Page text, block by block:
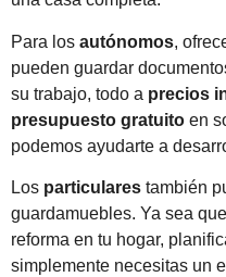
Para los autónomos,
pueden guardar
su trabajo, todo a precios
presupuesto gratuito en
podemos ayudarte a
Los particulares también
guardamuebles. Ya sea
reforma en tu hogar,
simplemente necesitas un